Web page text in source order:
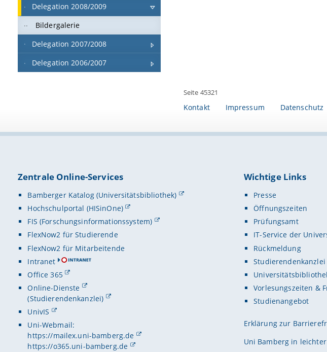
Delegation 2008/2009
Bildergalerie
Delegation 2007/2008
Delegation 2006/2007
Seite 45321
Kontakt Impressum Datenschutz
Zentrale Online-Services
Bamberger Katalog (Universitätsbibliothek)
Hochschulportal (HISinOne)
FIS (Forschungsinformationssystem)
FlexNow2 für Studierende
FlexNow2 für Mitarbeitende
Intranet
Office 365
Online-Dienste
(Studierendenkanzlei)
UnivIS
Uni-Webmail:
https://mailex.uni-bamberg.de
https://o365.uni-bamberg.de
Wichtige Links
Presse
Öffnungszeiten
Prüfungsamt
IT-Service der
Rückmeldung
Studierendenkanzlei
Vorlesungszeiten &
Studienangebot
Erklärung zur
Uni Bamberg in